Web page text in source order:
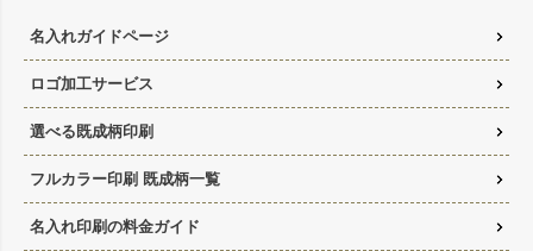
名入れガイドページ
ロゴ加工サービス
選べる既成柄印刷
フルカラー印刷 既成柄一覧
名入れ印刷の料金ガイド